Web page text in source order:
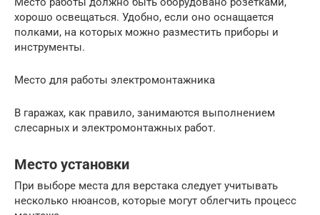
хорошо освещаться. Удобно, если оно оснащается
полками, на которых можно разместить приборы и
инструменты.
Место для работы электромонтажника
В гаражах, как правило, занимаются выполнением
слесарных и электромонтажных работ.
Место установки
При выборе места для верстака следует учитывать
несколько нюансов, которые могут облегчить процесс